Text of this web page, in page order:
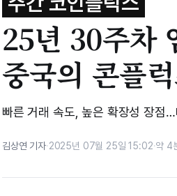
25년 30주차
중국의 콘플
빠른 거래 속도, 높은 확장성 장점
김상연 기자·2025년 07월 25일 15:02·약 4